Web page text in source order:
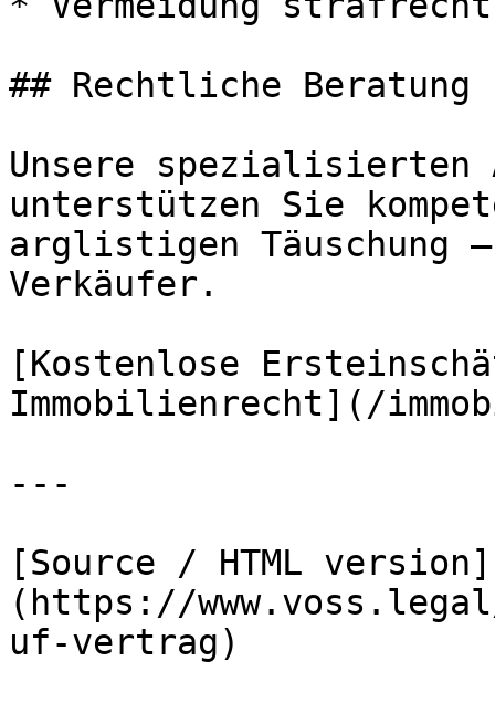
## Rechtliche
Unsere spezialisierten
unterstützen Sie
arglistigen Täuschung
Verkäufer.
[Kostenlose
Immobilienrecht](/
---
[Source / HTML version]
(https://